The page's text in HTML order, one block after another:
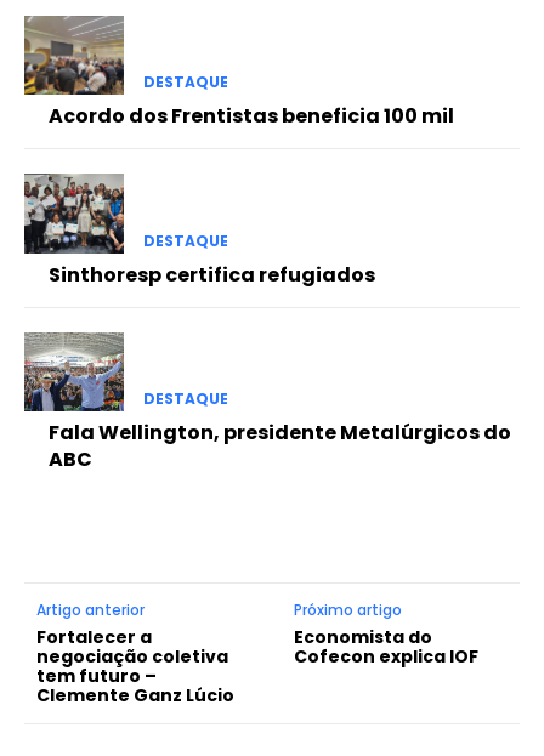
DESTAQUE
Acordo dos Frentistas beneficia 100 mil
DESTAQUE
Sinthoresp certifica refugiados
DESTAQUE
Fala Wellington, presidente Metalúrgicos do
ABC
Artigo anterior
Fortalecer a
negociação coletiva
tem futuro –
Clemente Ganz Lúcio
Próximo artigo
Economista do
Cofecon explica IOF